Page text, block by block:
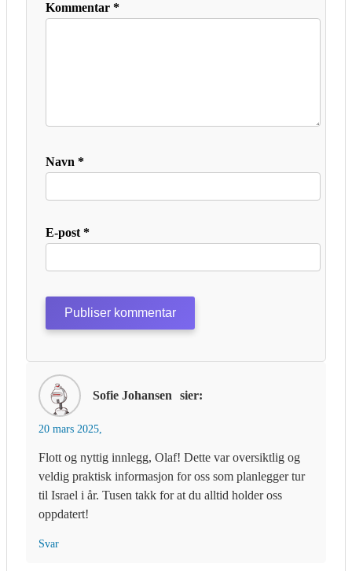
Sofie Johansen sier:
20 mars 2025,
Flott og nyttig innlegg, Olaf! Dette var oversiktlig og
veldig praktisk informasjon for oss som planlegger tur
til Israel i år. Tusen takk for at du alltid holder oss
oppdatert!
Svar
Kommentar *
Navn *
E-post*